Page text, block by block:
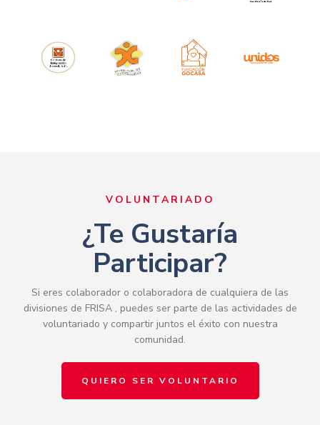
VOLUNTARIADO
¿Te Gustaría
Participar?
Si eres colaborador o colaboradora de cualquiera de las
divisiones de FRISA , puedes ser parte de las actividades de
voluntariado y compartir juntos el éxito con nuestra
comunidad.
QUIERO SER VOLUNTARIO